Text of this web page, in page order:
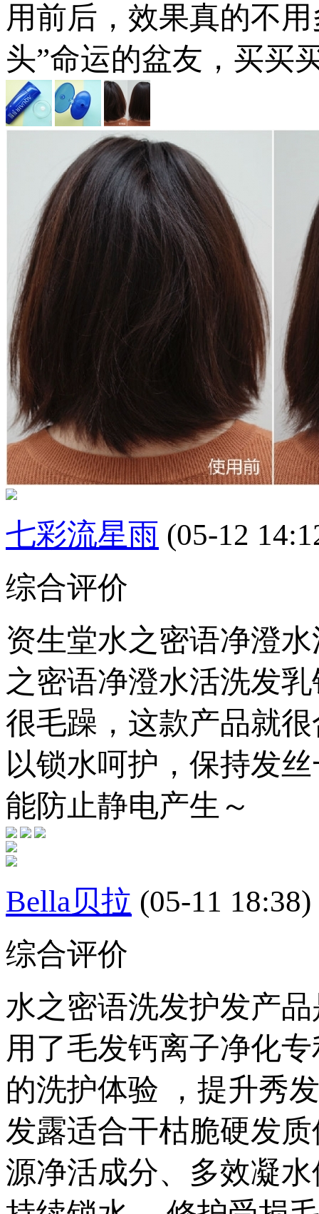
用前后，效果真的不
头”命运的盆友，买买
七彩流星雨 (05-12
综合评价
资生堂水之密语净澄
之密语净澄水活洗发
很毛躁，这款产品就
以锁水呵护，保持发
能防止静电产生～
Bella贝拉 (05-11 18:38)
综合评价
水之密语洗发护发产
用了毛发钙离子净化
的洗护体验 ，提升秀
发露适合干枯脆硬发
源净活成分、多效凝